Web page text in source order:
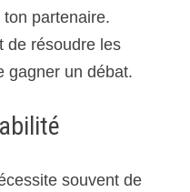
partenaire.
de résoudre les
gagner un débat.
souvent de